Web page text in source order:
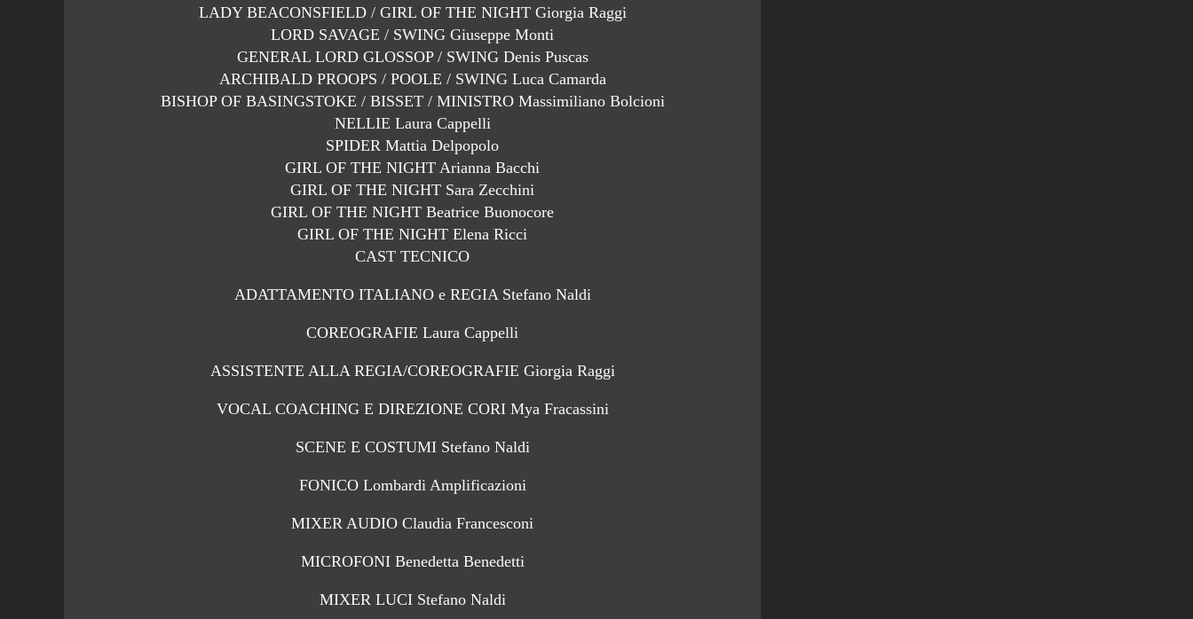
LADY BEACONSFIELD / GIRL OF THE NIGHT Giorgia Raggi
LORD SAVAGE / SWING Giuseppe Monti
GENERAL LORD GLOSSOP / SWING Denis Puscas
ARCHIBALD PROOPS / POOLE / SWING Luca Camarda
BISHOP OF BASINGSTOKE / BISSET / MINISTRO Massimiliano Bolcioni
NELLIE Laura Cappelli
SPIDER Mattia Delpopolo
GIRL OF THE NIGHT Arianna Bacchi
GIRL OF THE NIGHT Sara Zecchini
GIRL OF THE NIGHT Beatrice Buonocore
GIRL OF THE NIGHT Elena Ricci
CAST TECNICO
ADATTAMENTO ITALIANO e REGIA Stefano Naldi
COREOGRAFIE Laura Cappelli
ASSISTENTE ALLA REGIA/COREOGRAFIE Giorgia Raggi
VOCAL COACHING E DIREZIONE CORI Mya Fracassini
SCENE E COSTUMI Stefano Naldi
FONICO Lombardi Amplificazioni
MIXER AUDIO Claudia Francesconi
MICROFONI Benedetta Benedetti
MIXER LUCI Stefano Naldi